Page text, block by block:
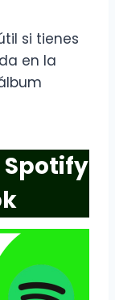
si tienes
en la